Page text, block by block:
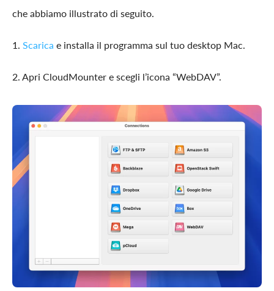
che abbiamo illustrato di seguito.
1. Scarica e installa il programma sul tuo desktop Mac.
2. Apri CloudMounter e scegli l’icona “WebDAV”.